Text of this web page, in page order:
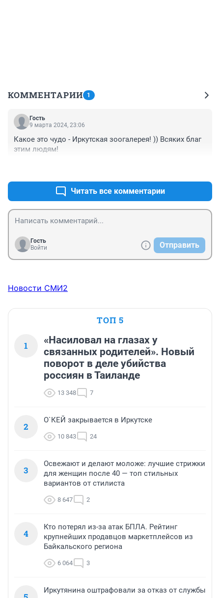
КОММЕНТАРИИ 1
Гость
9 марта 2024, 23:06
Какое это чудо - Иркутская зоогалерея! )) Всяких благ
этим людям!
Читать все комментарии
Гость
Войти
Отправить
Новости СМИ2
ТОП 5
1
«Насиловал на глазах у
связанных родителей». Новый
поворот в деле убийства
россиян в Таиланде
13 348 7
2
О`КЕЙ закрывается в Иркутске
10 843 24
3
Освежают и делают моложе: лучшие стрижки
для женщин после 40 — топ стильных
вариантов от стилиста
8 647 2
4
Кто потерял из-за атак БПЛА. Рейтинг
крупнейших продавцов маркетплейсов из
Байкальского региона
6 064 3
Иркутянина оштрафовали за отказ от службы